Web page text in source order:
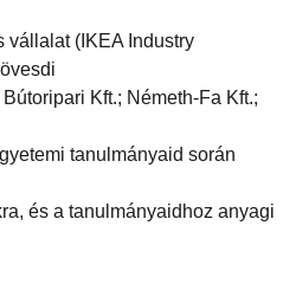
vállalat (IKEA Industry
Kft.; Németh-Fa Kft.;
tanulmányaid során
és a tanulmányaidhoz anyagi